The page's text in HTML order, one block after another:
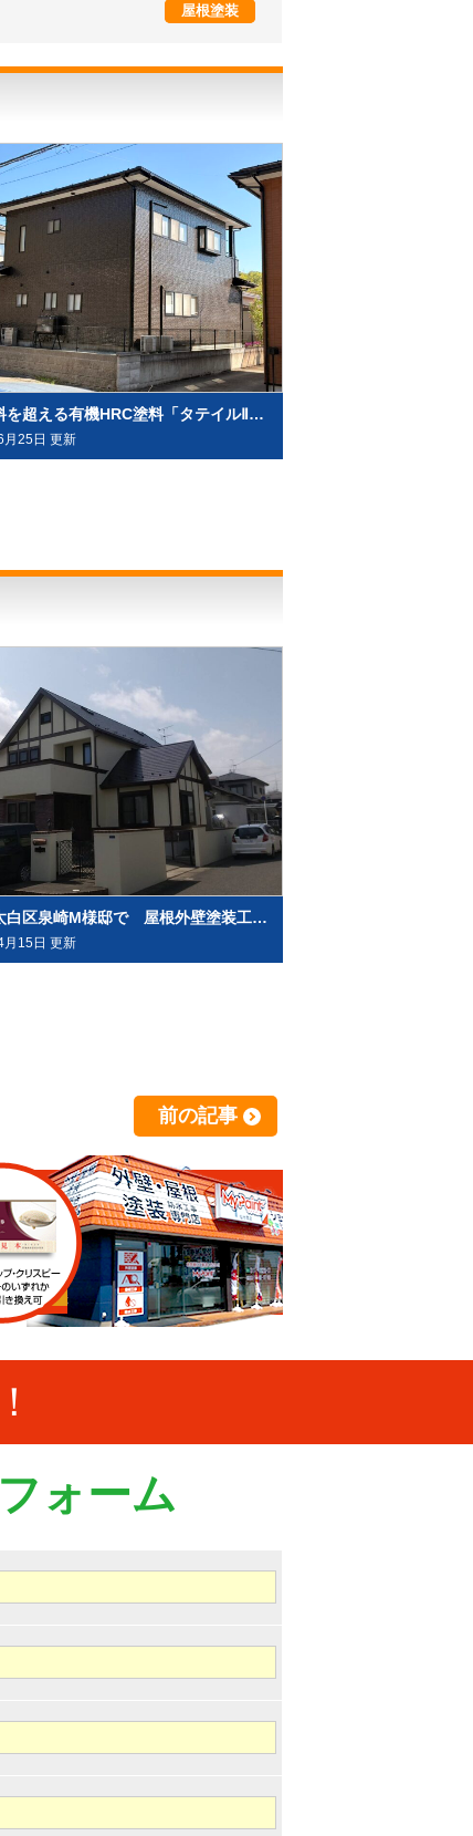
外壁塗装
屋根塗装
無機塗料を超える有機HRC塗料「タテイルⅡ」で施工させていただきました（塗料メーカー：プレマテックス社）
25日 更新
仙台市太白区泉崎M様邸で 屋根外壁塗装工事させて頂きました
15日 更新
前の記事
ォーム